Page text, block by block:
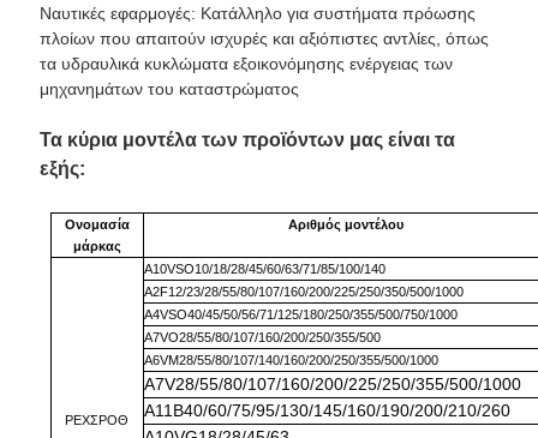
Ναυτικές εφαρμογές: Κατάλληλο για συστήματα πρόωσης
πλοίων που απαιτούν ισχυρές και αξιόπιστες αντλίες, όπως
τα υδραυλικά κυκλώματα εξοικονόμησης ενέργειας των
μηχανημάτων του καταστρώματος
Τα κύρια μοντέλα των προϊόντων μας είναι τα
εξής:
Ονομασία
μάρκας
Αριθμός μοντέλου
ΡΕΧΣΡΟΘ
Α10VSO10/18/28/45/60/63/71/85/100/140
Α2F12/23/28/55/80/107/160/200/225/250/350/500/1000
Α4VSO40/45/50/56/71/125/180/250/355/500/750/1000
Α7VO28/55/80/107/160/200/250/355/500
Α6VM28/55/80/107/140/160/200/250/355/500/1000
Α7V28/55/80/107/160/200/225/250/355/500/1000
Α11Β40/60/75/95/130/145/160/190/200/210/260